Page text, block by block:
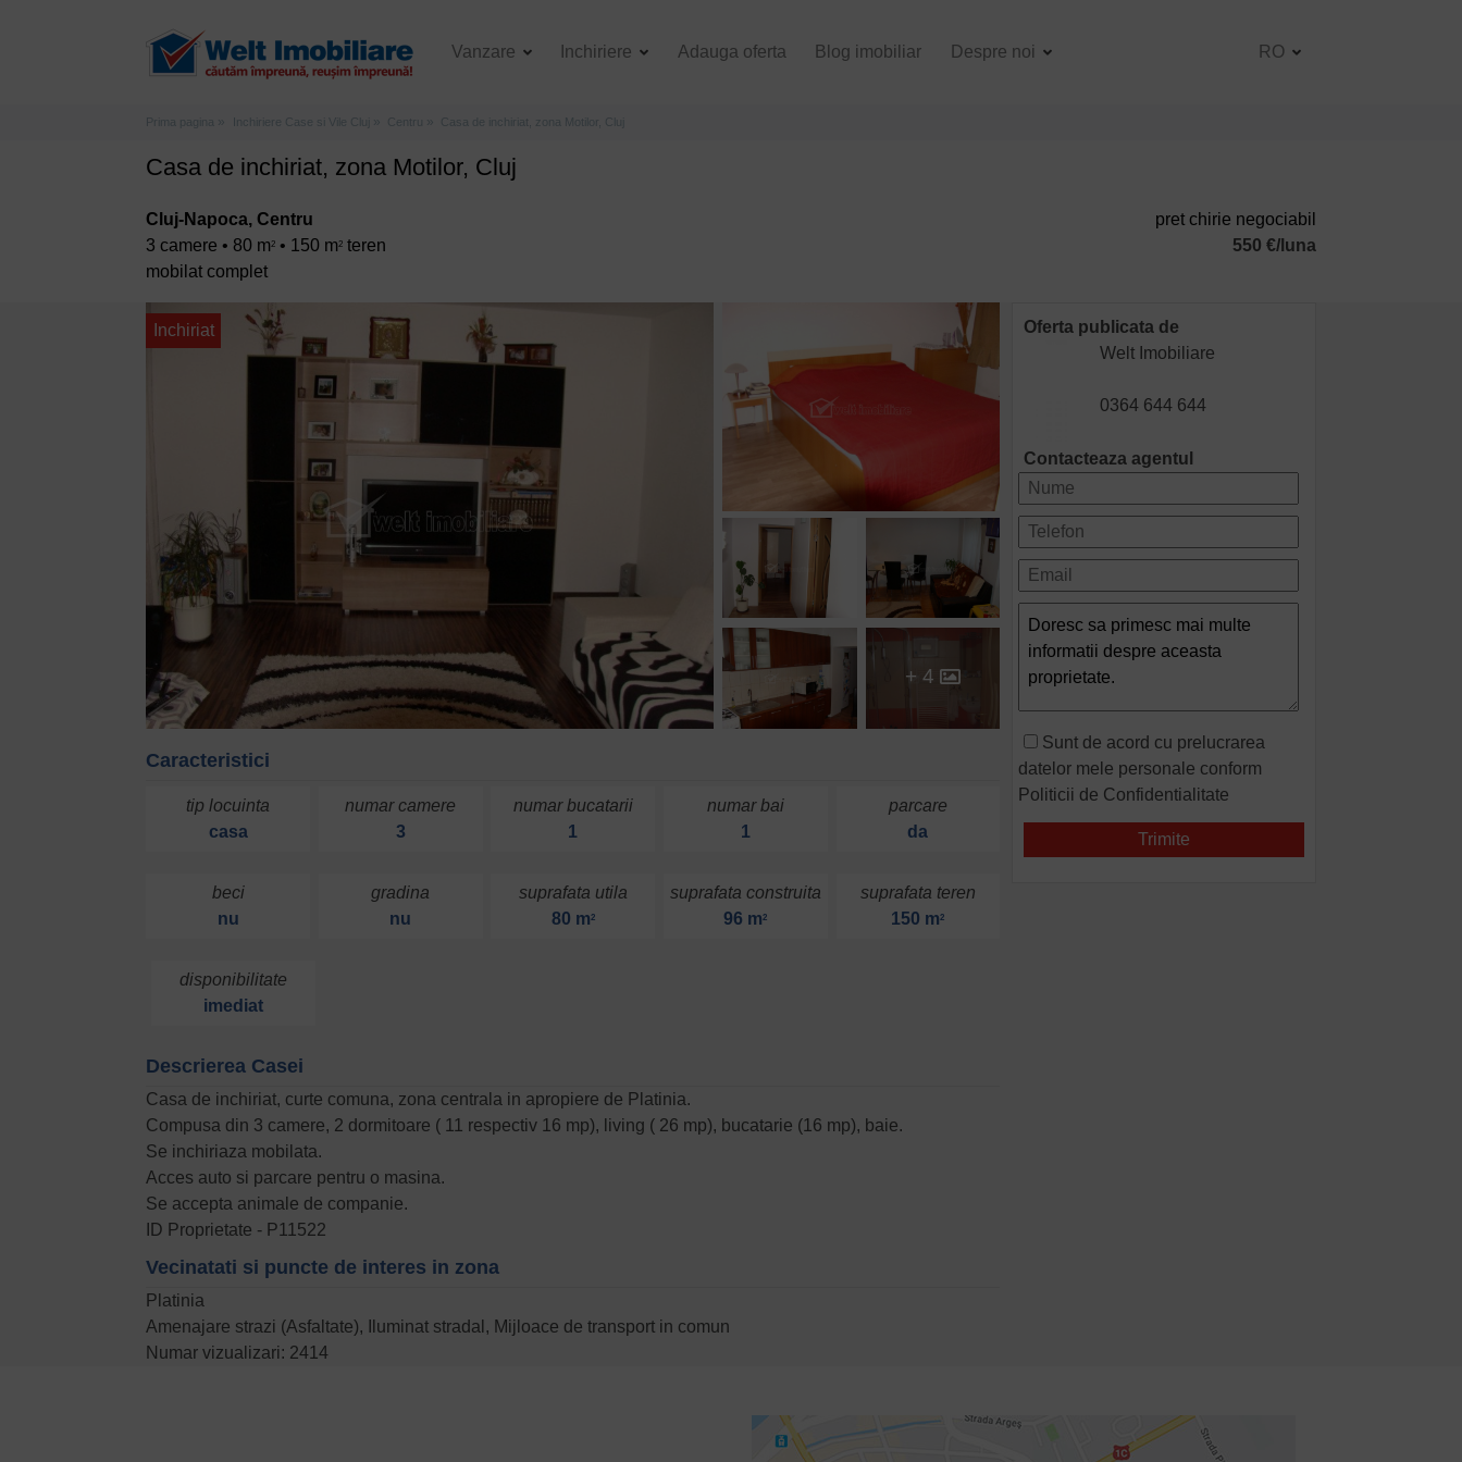
Vanzare Inchiriere Adauga oferta Blog imobiliar Despre noi RO
Prima pagina Inchiriere Case si Vile Cluj Centru Casa de inchiriat, zona Motilor, Cluj
Casa de inchiriat, zona Motilor, Cluj
Cluj-Napoca, Centru
3 camere • 80 m2 • 150 m2 teren
mobilat complet
pret chirie negociabil
550 €/luna
+ 4
Inchiriat
Caracteristici
tip locuinta
casa
numar camere
3
numar bucatarii
1
numar bai
1
parcare
da
beci
nu
gradina
nu
suprafata utila
80 m2
suprafata construita
96 m2
suprafata teren
150 m2
disponibilitate
imediat
Descrierea Casei
Casa de inchiriat, curte comuna, zona centrala in apropiere de Platinia.
Compusa din 3 camere, 2 dormitoare ( 11 respectiv 16 mp), living ( 26 mp), bucatarie (16 mp), baie.
Se inchiriaza mobilata.
Acces auto si parcare pentru o masina.
Se accepta animale de companie.
ID Proprietate - P11522
Vecinatati si puncte de interes in zona
Platinia
Amenajare strazi (Asfaltate), Iluminat stradal, Mijloace de transport in comun
Numar vizualizari: 2414
Oferta publicata de
Welt Imobiliare
0364 644 644
Contacteaza agentul
Sunt de acord cu prelucrarea
datelor mele personale conform
Politicii de Confidentialitate